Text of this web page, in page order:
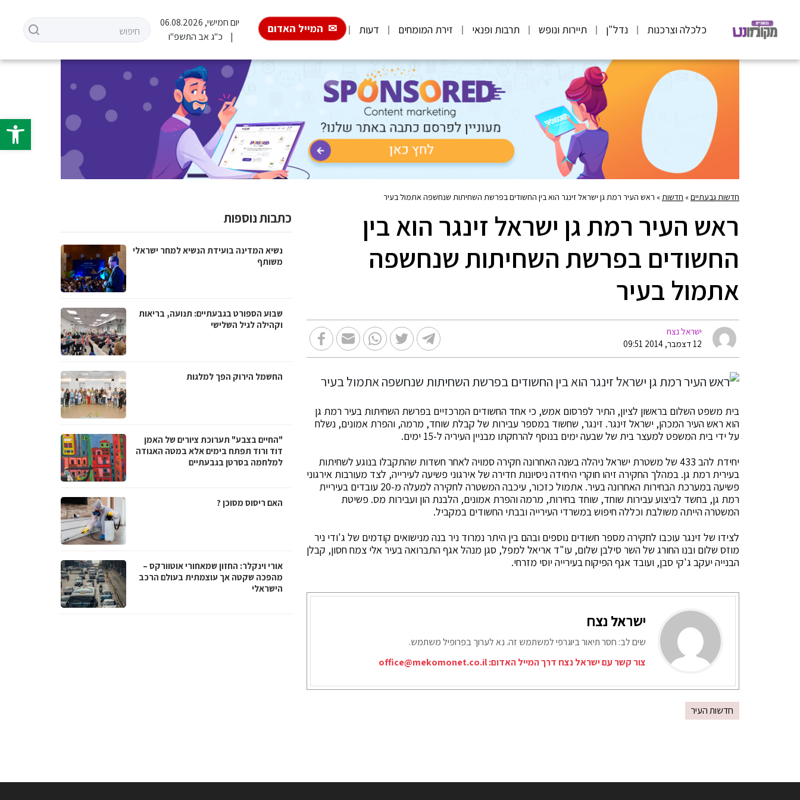
פתח
כלכלה וצרכנות נדל"ן תיירות ונופש תרבות ופנאי זירת המומחים דעות המייל האדום
יום חמישי, 06.08.2026
כ"ג אב התשפ"ו
חדשות גבעתיים» חדשות » ראש העיר רמת גן ישראל זינגר הוא בין החשודים בפרשת השחיתות שנחשפה אתמול בעיר
ראש העיר רמת גן ישראל זינגר הוא בין
החשודים בפרשת השחיתות שנחשפה
אתמול בעיר
ישראל נצח
12 דצמבר, 2014 09:51
בית משפט השלום בראשון לציון, התיר לפרסום אמש, כי אחד החשודים המרכזיים בפרשת השחיתות בעיר רמת גן
הוא ראש העיר המכהן, ישראל זינגר. זינגר, שחשוד במספר עבירות של קבלת שוחד, מרמה, והפרת אמונים, נשלח
על ידי בית המשפט למעצר בית של שבעה ימים בנוסף להרחקתו מבניין העיריה ל-15 ימים.
יחידת להב 433 של משטרת ישראל ניהלה בשנה האחרונה חקירה סמויה לאחר חשדות שהתקבלו בנוגע לשחיתות
בעירית רמת גן. במהלך החקירה זיהו חוקרי היחידה ניסיונות חדירה של אירגוני פשיעה לעירייה, לצד מעורבות אירגוני
פשיעה במערכת הבחירות האחרונה בעיר. אתמול כזכור, עיכבה המשטרה לחקירה למעלה מ-20 עובדים בעיריית
רמת גן, בחשד לביצוע עבירות שוחד, שוחד בחירות, מרמה והפרת אמונים, הלבנת הון ועבירות מס. פשיטת
המשטרה הייתה משולבת וכללה חיפוש במשרדי העירייה ובבתי החשודים במקביל.
לצידו של זינגר עוכבו לחקירה מספר חשודים נוספים ובהם בין היתר נמרוד ניר בנה מנישואים קודמים של ג'ודי ניר
מוזס שלום ובנו החורג של השר סילבן שלום, עו"ד אריאל למפל, סגן מנהל אגף התברואה בעיר אלי צמח חסון, קבלן
הבנייה יעקב ג'קי סבן, ועובד אגף הפיקוח בעירייה יוסי מזרחי.
ישראל נצח
שים לב: חסר תיאור ביוגרפי למשתמש זה. נא לערוך בפרופיל משתמש.
צור קשר עם ישראל נצח דרך המייל האדום:office@mekomonet.co.il
כתבות נוספות
נשיא המדינה בועידת הנשיא למחר ישראלי
משותף
שבוע הספורט בגבעתיים: תנועה, בריאות
וקהילה לגיל השלישי
החשמל הירוק הפך למלגות
"החיים בצבע" תערוכת ציורים של האמן
דוד ורוד תפתח בימים אלא במטה האגודה
למלחמה בסרטן בגבעתיים
האם ריסוס מסוכן ?
אורי וינקלר: החזון שמאחורי אוטוורקס –
מהפכה שקטה אך עוצמתית בעולם הרכב
הישראלי
חדשות העיר